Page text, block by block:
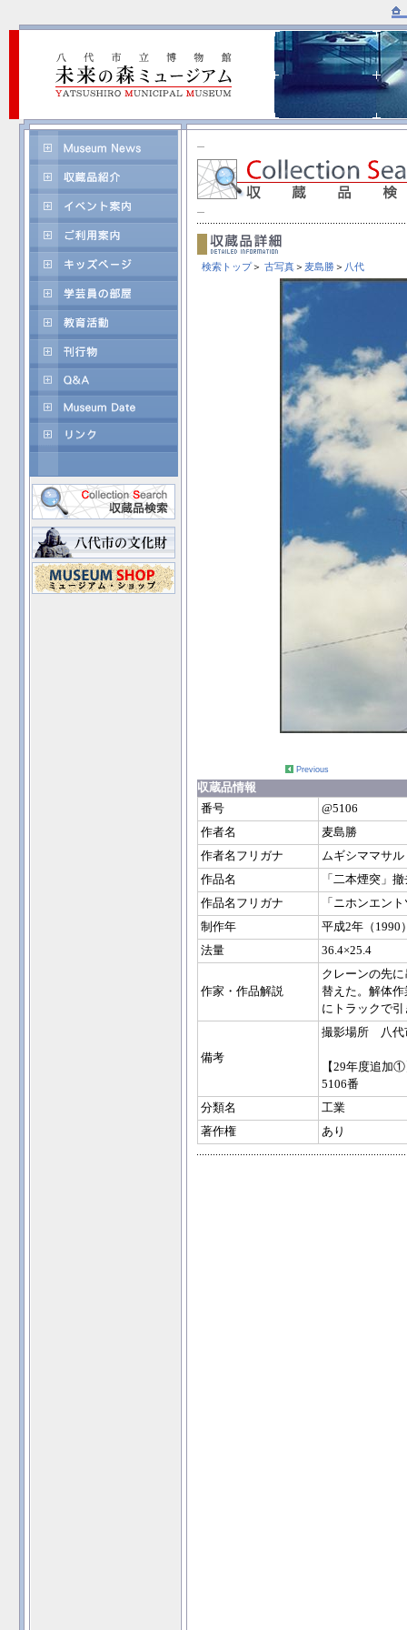
検索トップ＞ 古写真＞ 麦島勝＞ 八代
Previous
収蔵品情報
番号
@5106
作者名
麦島勝
作者名フリガナ
ムギシママサル
作品名
「二本煙突」
作品名フリガナ
「ニホンエン
制作年
平成2年（1990
法量
36.4×25.4
作家・作品解説
クレーンの先
替えた。解体
にトラックで
備考
撮影場所 八代
【29年度追加
5106番
分類名
工業
著作権
あり